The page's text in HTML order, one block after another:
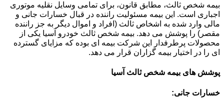
بیمه شخص ثالث، مطابق قانون، برای تمامی وسایل نقلیه موتوری
اجباری است. این بیمه مسئولیت راننده در قبال خسارات جانی و
مالی وارد شده به اشخاص ثالث (افراد و اموال دیگر به جز راننده
مقصر) را پوشش می دهد. بیمه شخص ثالث خودرو آسیا یکی از
محصولات پرطرفدار این شرکت بیمه ای بوده که مزایای گسترده
ای را در اختیار بیمه گزاران قرار می دهد.
پوشش های بیمه شخص ثالث آسیا
خسارات جانی: